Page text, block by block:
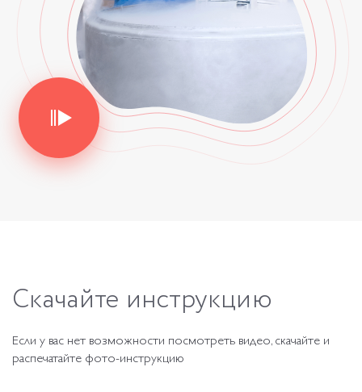
Скачайте инструкцию
Если у вас нет возможности посмотреть видео, скачайте и
распечатайте фото-инструкцию